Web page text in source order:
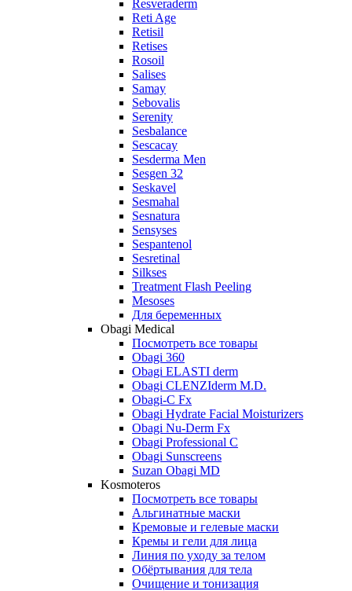
Resveraderm
Reti Age
Retisil
Retises
Rosoil
Salises
Samay
Sebovalis
Serenity
Sesbalance
Sescacay
Sesderma Men
Sesgen 32
Seskavel
Sesmahal
Sesnatura
Sensyses
Sespantenol
Sesretinal
Silkses
Treatment Flash Peeling
Mesoses
Для беременных
Obagi Medical
Посмотреть все товары
Obagi 360
Obagi ELASTI derm
Obagi CLENZIderm M.D.
Obagi-C Fx
Obagi Hydrate Facial Moisturizers
Obagi Nu-Derm Fx
Obagi Professional C
Obagi Sunscreens
Suzan Obagi MD
Kosmoteros
Посмотреть все товары
Альгинатные маски
Кремовые и гелевые маски
Кремы и гели для лица
Линия по уходу за телом
Обёртывания для тела
Очищение и тонизация